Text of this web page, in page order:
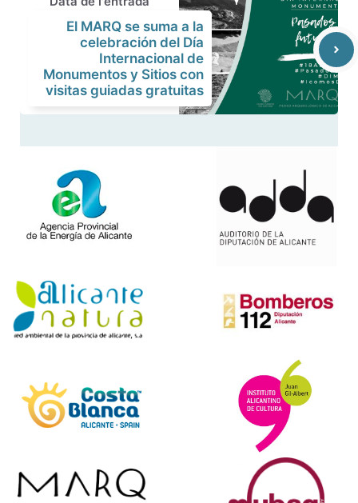
El MARQ se suma a la
celebración del Día
Internacional de
Monumentos y Sitios con
visitas guiadas gratuitas